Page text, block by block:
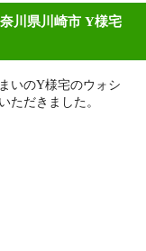
川県川崎市 Y様宅
いのY様宅のウォシ
ただきました。